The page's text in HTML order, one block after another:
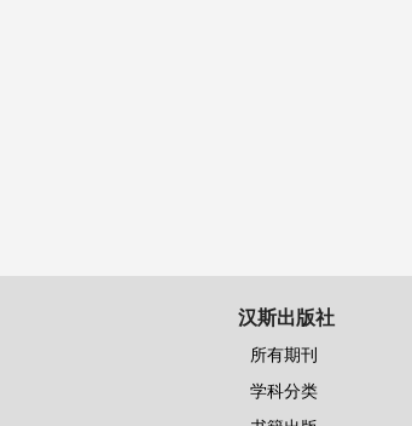
汉斯出版社
所有期刊
学科分类